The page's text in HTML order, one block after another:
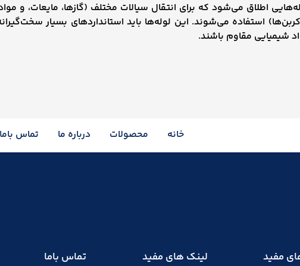
اطلاق می‌شود که برای انتقال سیالات مختلف (گازها، مایعات، و
استفاده می‌شوند. این لوله‌ها باید استانداردهای بسیار
شیمیایی مقاوم باشند.
خانه محصولات درباره ما تماس باما
مفید لینک های مفید تماس باما